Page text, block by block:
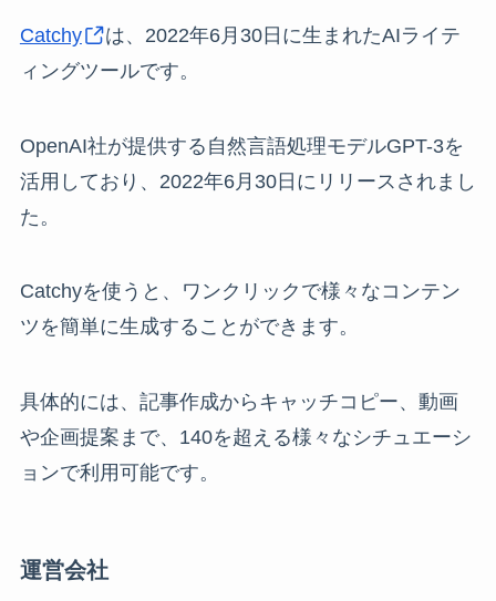
Catchy
は、2022年6月30日に生まれたAIライテ
ィングツールです。
OpenAI社が提供する自然言語処理モデルGPT-3を
活用しており、2022年6月30日にリリースされまし
た。
Catchyを使うと、ワンクリックで様々なコンテン
ツを簡単に生成することができます。
具体的には、記事作成からキャッチコピー、動画
や企画提案まで、140を超える様々なシチュエーシ
ョンで利用可能です。
運営会社